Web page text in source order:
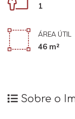
1
ÁREA ÚTIL
46 m²
Sobre o